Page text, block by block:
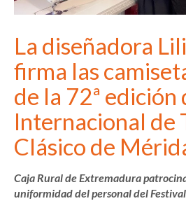
La diseñadora
firma las
de la 72ª edición
Internacional de
Clásico de
Caja Rural de Extremadura
uniformidad del personal del